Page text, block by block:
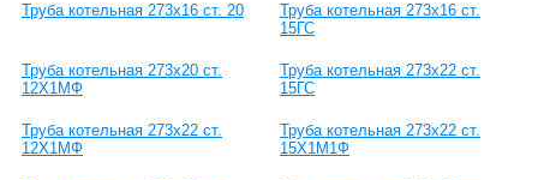
Труба котельная 273х16 ст. 20
Труба котельная 273х16 ст.
15ГС
Труба котельная 273х20 ст.
12Х1МФ
Труба котельная 273х22 ст.
15ГС
Труба котельная 273х22 ст.
12Х1МФ
Труба котельная 273х22 ст.
15Х1М1Ф